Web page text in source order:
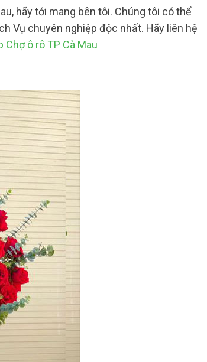
hãy tới mang bên tôi. Chúng tôi có thể
Vụ chuyên nghiệp độc nhất. Hãy liên hệ
ô rô TP Cà Mau